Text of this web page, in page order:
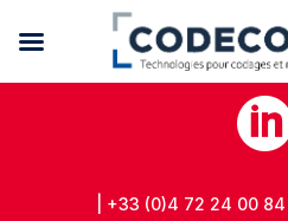
| +33 (0)4 72 24 00